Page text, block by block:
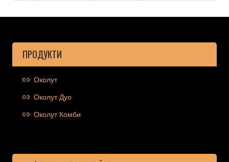
ПРОДУКТИ
Околут
Околут Дуо
Околут Комби